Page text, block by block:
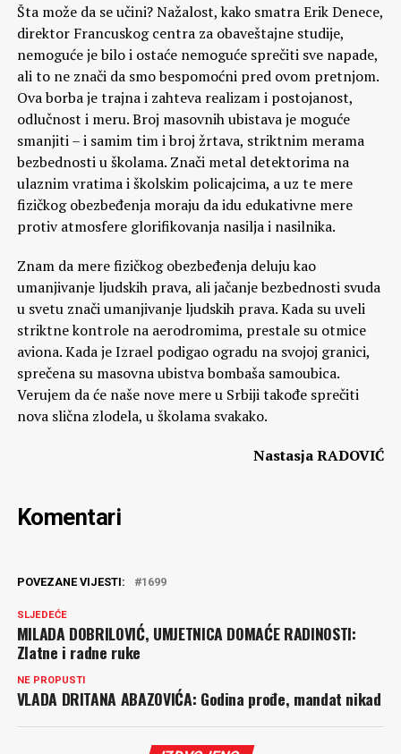
Šta može da se učini? Nažalost, kako smatra Erik Denece,
direktor Francuskog centra za obaveštajne studije,
nemoguće je bilo i ostaće nemoguće sprečiti sve napade,
ali to ne znači da smo bespomoćni pred ovom pretnjom.
Ova borba je trajna i zahteva realizam i postojanost,
odlučnost i meru. Broj masovnih ubistava je moguće
smanjiti – i samim tim i broj žrtava, striktnim merama
bezbednosti u školama. Znači metal detektorima na
ulaznim vratima i školskim policajcima, a uz te mere
fizičkog obezbeđenja moraju da idu edukativne mere
protiv atmosfere glorifikovanja nasilja i nasilnika.
Znam da mere fizičkog obezbeđenja deluju kao
umanjivanje ljudskih prava, ali jačanje bezbednosti svuda
u svetu znači umanjivanje ljudskih prava. Kada su uveli
striktne kontrole na aerodromima, prestale su otmice
aviona. Kada je Izrael podigao ogradu na svojoj granici,
sprečena su masovna ubistva bombaša samoubica.
Verujem da će naše nove mere u Srbiji takođe sprečiti
nova slična zlodela, u školama svakako.
Nastasja RADOVIĆ
Komentari
POVEZANE VIJESTI: 1699
SLJEDEĆE
MILADA DOBRILOVIĆ, UMJETNICA DOMAĆE RADINOSTI:
Zlatne i radne ruke
NE PROPUSTI
VLADA DRITANA ABAZOVIĆA: Godina prođe, mandat nikad